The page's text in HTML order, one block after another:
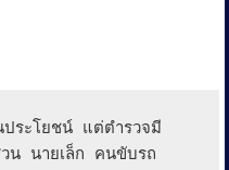
ระโยชน์ แต่ตำรวจมี
น นายเล็ก คนขับรถ